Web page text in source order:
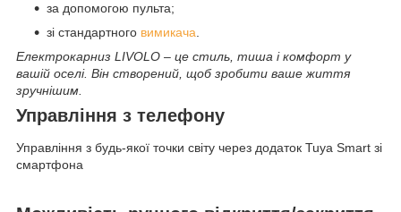
за допомогою пульта;
зі стандартного вимикача.
Електрокарниз LIVOLO – це стиль, тиша і комфорт у
вашій оселі. Він створений, щоб зробити ваше життя
зручнішим.
Управління з телефону
Управління з будь-якої точки світу через додаток Tuya Smart зі
смартфона